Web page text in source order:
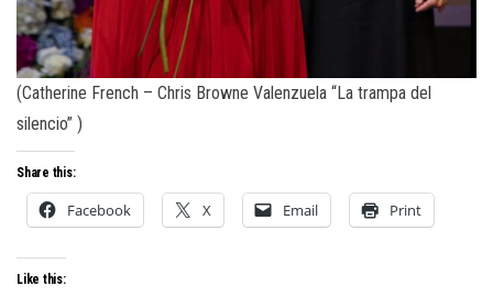
(Catherine French – Chris Browne Valenzuela “La trampa del
silencio” )
Share this:
Facebook X Email Print
Like this: